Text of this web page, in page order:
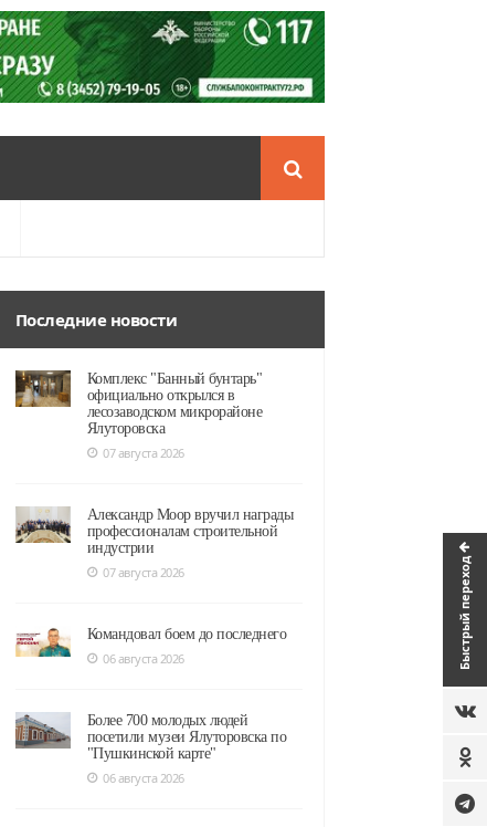
Быстрый переход
Последние новости
Комплекс "Банный бунтарь"
официально открылся в
лесозаводском микрорайоне
Ялуторовска
07 августа 2026
Александр Моор вручил награды
профессионалам строительной
индустрии
07 августа 2026
Командовал боем до последнего
06 августа 2026
Более 700 молодых людей
посетили музеи Ялуторовска по
"Пушкинской карте"
06 августа 2026